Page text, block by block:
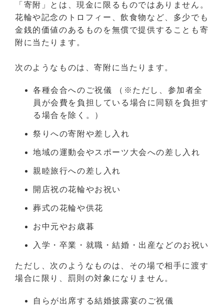
「寄附」とは、現金に限るものではありません。
花輪や記念のトロフィー、飲食物など、多少でも
金銭的価値のあるものを無償で提供することも寄
附に当たります。
次のようなものは、寄附に当たります。
各種会合へのご祝儀 （※ただし、参加者全
員が会費を負担している場合に同額を負担す
る場合を除く。）
祭りへの寄附や差し入れ
地域の運動会やスポーツ大会への差し入れ
親睦旅行への差し入れ
開店祝の花輪やお祝い
葬式の花輪や供花
お中元やお歳暮
入学・卒業・就職・結婚・出産などのお祝い
ただし、次のようなものは、その場で相手に渡す
場合に限り、罰則の対象になりません。
自らが出席する結婚披露宴のご祝儀